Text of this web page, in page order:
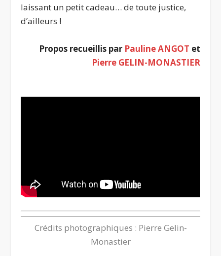
laissant un petit cadeau… de toute justice,
d’ailleurs !
Propos recueillis par Pauline ANGOT et
Pierre GELIN-MONASTIER
Crédits photographiques : Pierre Gelin-
Monastier